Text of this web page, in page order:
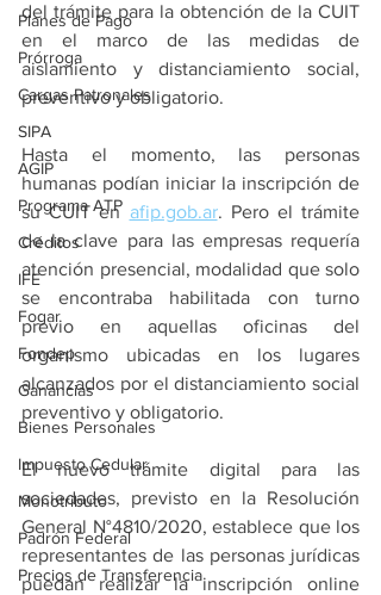
Planes de Pago
Prórroga
Cargas Patronales
SIPA
AGIP
Programa ATP
Créditos
IFE
Fogar
Fondep
Ganancias
Bienes Personales
Impuesto Cedular
Monotributo
Padrón Federal
Precios de Transferencia
del trámite para la obtención de la CUIT
en el marco de las medidas de
aislamiento y distanciamiento social,
preventivo y obligatorio.
Hasta el momento, las personas
humanas podían iniciar la inscripción de
su CUIT en afip.gob.ar. Pero el trámite
de la clave para las empresas requería
atención presencial, modalidad que solo
se encontraba habilitada con turno
previo en aquellas oficinas del
organismo ubicadas en los lugares
alcanzados por el distanciamiento social
preventivo y obligatorio.
El nuevo trámite digital para las
sociedades, previsto en la Resolución
General N°4810/2020, establece que los
representantes de las personas jurídicas
puedan realizar la inscripción online